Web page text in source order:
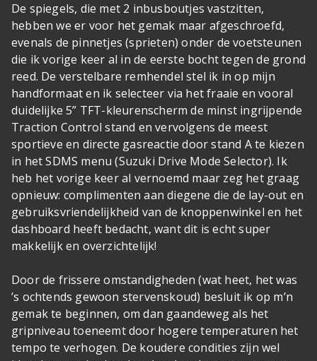
De spiegels, die met 2 inbusboutjes vastzitten,
hebben we er voor het gemak maar afgeschroefd,
evenals de pinnetjes (sprieten) onder de voetsteunen
die ik vorige keer al in de eerste bocht tegen de grond
reed. De verstelbare remhendel stel ik in op mijn
handformaat en ik selecteer via het fraaie en vooral
duidelijke 5” TFT-kleurenscherm de minst ingrijpende
Traction Control stand en vervolgens de meest
sportieve en directe gasreactie door stand A te kiezen
in het SDMS menu (Suzuki Drive Mode Selector). Ik
heb het vorige keer al vernoemd maar zeg het graag
opnieuw: complimenten aan diegene die de lay-out en
gebruiksvriendelijkheid van de knoppenwinkel en het
dashboard heeft bedacht, want dit is echt super
makkelijk en overzichtelijk!
Door de frissere omstandigheden (wat heet, het was
’s ochtends gewoon stervenskoud) besluit ik op m’n
gemak te beginnen, om dan gaandeweg als het
gripniveau toeneemt door hogere temperaturen het
tempo te verhogen. De koudere condities zijn wel